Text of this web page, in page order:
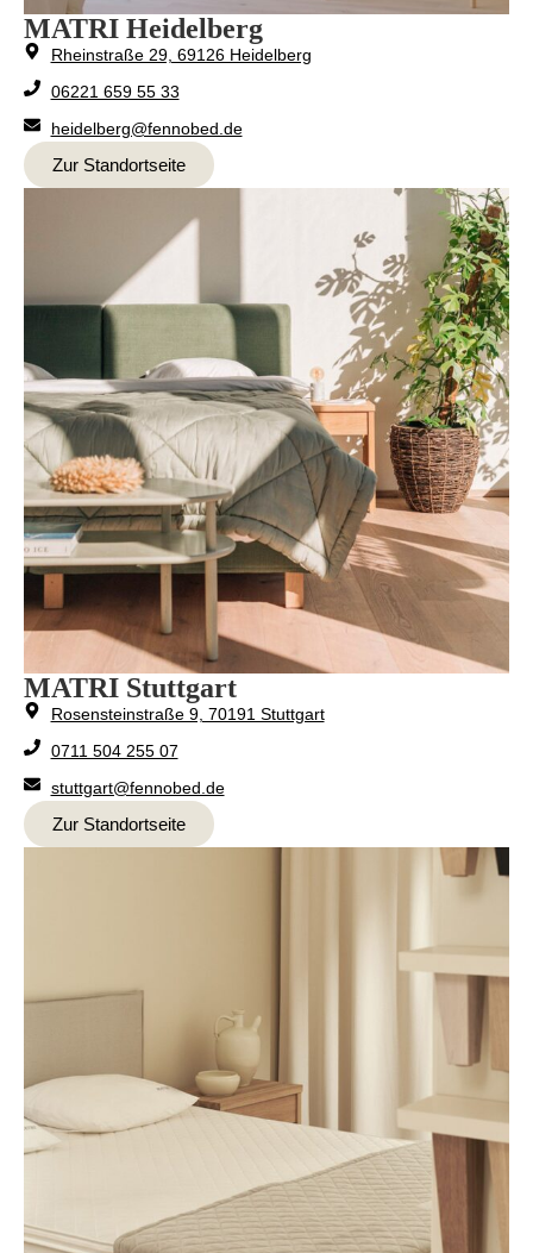
MATRI Heidelberg
Rheinstraße 29, 69126 Heidelberg
06221 659 55 33
heidelberg@fennobed.de
Zur Standortseite
MATRI Stuttgart
Rosensteinstraße 9, 70191 Stuttgart
0711 504 255 07
stuttgart@fennobed.de
Zur Standortseite